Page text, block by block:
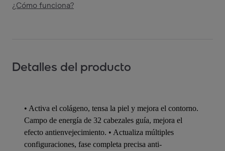
¿Cómo funciona?
Detalles del producto
• Activa el colágeno, tensa la piel y mejora el contorno.
Campo de energía de 32 cabezales guía, mejora el
efecto antienvejecimiento. • Actualiza múltiples
configuraciones, fase completa precisa anti-